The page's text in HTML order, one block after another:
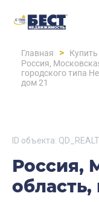
Главная > Купить
Россия,
городского типа
дом 21
ID объекта:
Россия,